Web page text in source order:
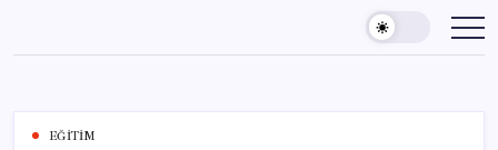
content
EĞITIM